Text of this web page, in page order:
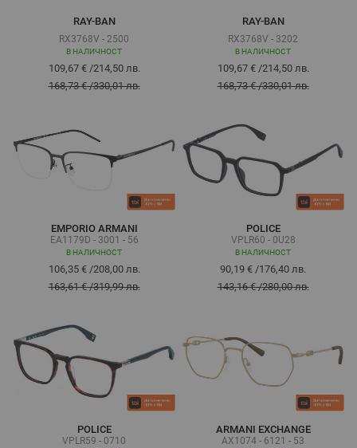
RAY-BAN
RX3768V - 2500
В НАЛИЧНОСТ
109,67 €/214,50 лв.
168,73 €/330,01 лв.
RAY-BAN
RX3768V - 3202
В НАЛИЧНОСТ
109,67 €/214,50 лв.
168,73 €/330,01 лв.
EMPORIO ARMANI
EA1179D - 3001 - 56
В НАЛИЧНОСТ
106,35 €/208,00 лв.
163,61 €/319,99 лв.
POLICE
VPLR60 - 0U28
В НАЛИЧНОСТ
90,19 € /176,40 лв.
143,16 €/280,00 лв.
POLICE
VPLR59 - 0710
ARMANI EXCHANGE
AX1074 - 6121 - 53